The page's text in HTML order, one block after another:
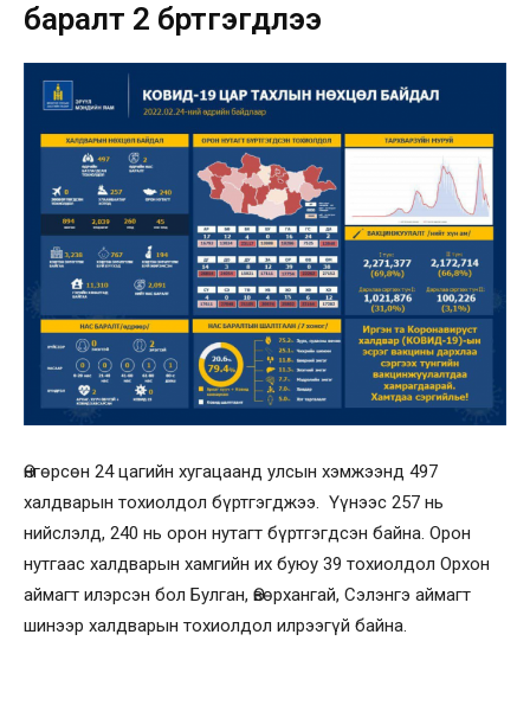
баралт 2 бүртгэгдлээ
Өнгөрсөн 24 цагийн хугацаанд улсын хэмжээнд 497
халдварын тохиолдол бүртгэгджээ. Үүнээс 257 нь
нийслэлд, 240 нь орон нутагт бүртгэгдсэн байна. Орон
нутгаас халдварын хамгийн их буюу 39 тохиолдол Орхон
аймагт илэрсэн бол Булган, Өвөрхангай, Сэлэнгэ аймагт
шинээр халдварын тохиолдол илрээгүй байна.